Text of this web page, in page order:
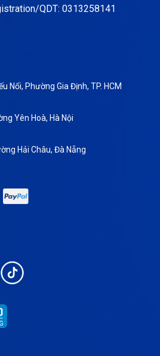
QDT: 0313258141
Nổi, Phường Gia Định, TP. HCM
Yên Hoà, Hà Nội
Hải Châu, Đà Nẵng